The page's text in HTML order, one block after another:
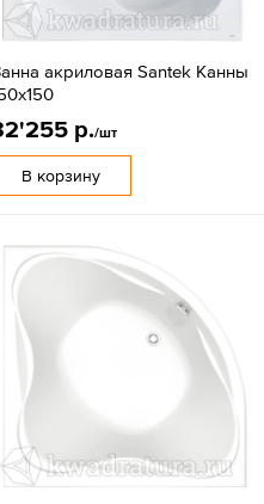
акриловая Santek Канны
р./шт
В корзину